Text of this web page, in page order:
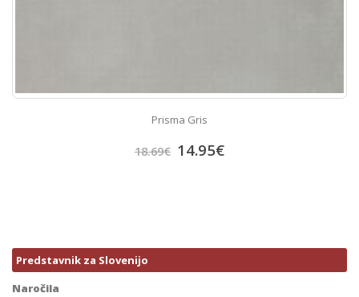
Prisma Gris
18.69€ 14.95€
Predstavnik za Slovenijo
Naročila